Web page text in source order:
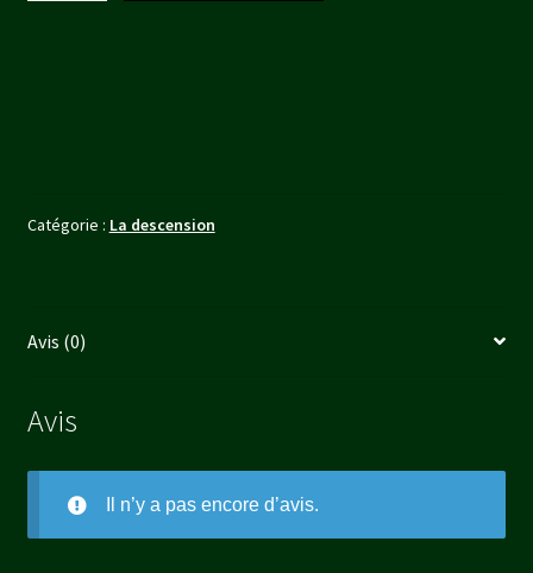
Catégorie : La descension
Avis (0)
Avis
Il n’y a pas encore d’avis.